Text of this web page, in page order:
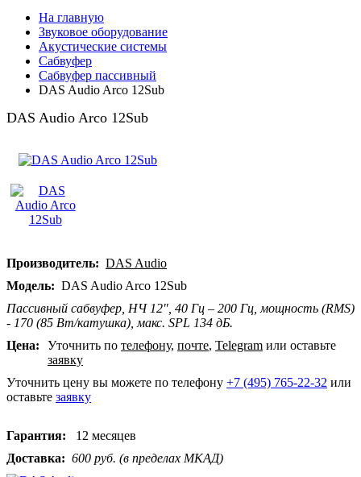
На главную
Звуковое оборудование
Акустические системы
Сабвуфер
Сабвуфер пассивный
DAS Audio Arco 12Sub
DAS Audio Arco 12Sub
Производитель: DAS Audio
Модель: DAS Audio Arco 12Sub
Пассивный сабвуфер, НЧ 12", 40 Гц – 200 Гц, мощность (RMS)
- 170 (85 Вт/катушка), макс. SPL 134 дБ.
Цена:
Уточнить по телефону, почте, Telegram или оставьте
заявку
Уточнить цену вы можете по телефону +7 (495) 765-22-32 или
оставьте заявку
Гарантия: 12 месяцев
Доставка: 600 руб. (в пределах МКАД)